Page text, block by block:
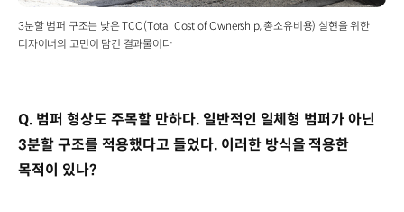
3분할 범퍼 구조는 낮은 TCO(Total Cost of Ownership, 총소유비용) 실현을 위한
디자이너의 고민이 담긴 결과물이다
Q. 범퍼 형상도 주목할 만하다. 일반적인 일체형 범퍼가 아닌
3분할 구조를 적용했다고 들었다. 이러한 방식을 적용한
목적이 있나?